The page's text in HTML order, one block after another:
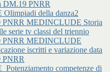
DM.19 PNRR
della danza2
PNRR MEDINCLUDE Storia
serie tv classi del triennio
PNRR MEDINCLUDE
iscritti e variazione data
PNRR
competenze di